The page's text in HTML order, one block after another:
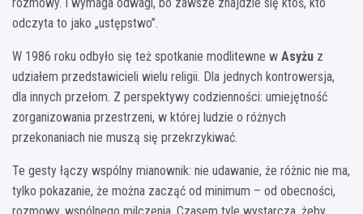
odczyta to jako „ustępstwo”.
W 1986 roku odbyło się też spotkanie modlitewne w Asyżu z
udziałem przedstawicieli wielu religii. Dla jednych kontrowersja,
dla innych przełom. Z perspektywy codzienności: umiejętność
zorganizowania przestrzeni, w której ludzie o różnych
przekonaniach nie muszą się przekrzykiwać.
Te gesty łączy wspólny mianownik: nie udawanie, że różnic nie ma,
tylko pokazanie, że można zacząć od minimum – od obecności,
rozmowy, wspólnego milczenia. Czasem tyle wystarcza, żeby